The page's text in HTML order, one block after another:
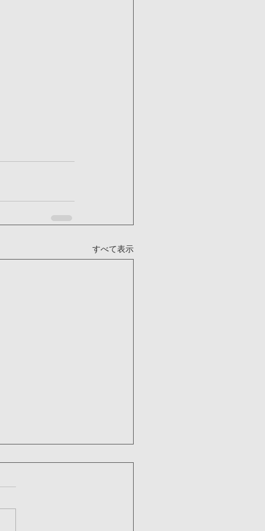
すべて表示